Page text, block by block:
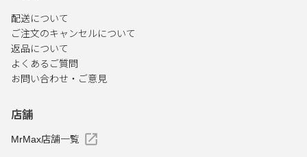
配送について
ご注文のキャンセルについて
返品について
よくあるご質問
お問い合わせ・ご意見
店舗
MrMax店舗一覧